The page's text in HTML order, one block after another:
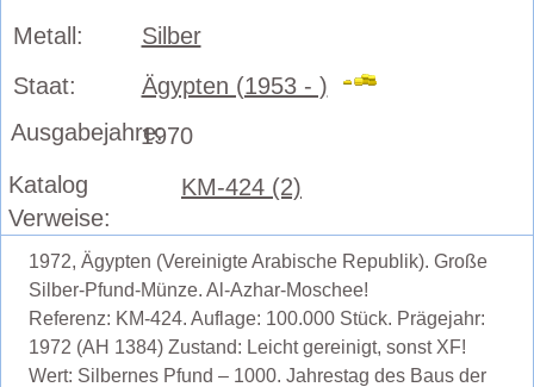
Metall:
Silber
Staat:
Ägypten (1953 - )
Ausgabejahre:1970
Katalog
Verweise:
KM-424 (2)
1972, Ägypten (Vereinigte Arabische Republik). Große
Silber-Pfund-Münze. Al-Azhar-Moschee!
Referenz: KM-424. Auflage: 100.000 Stück. Prägejahr:
1972 (AH 1384) Zustand: Leicht gereinigt, sonst XF!
Wert: Silbernes Pfund – 1000. Jahrestag des Baus der